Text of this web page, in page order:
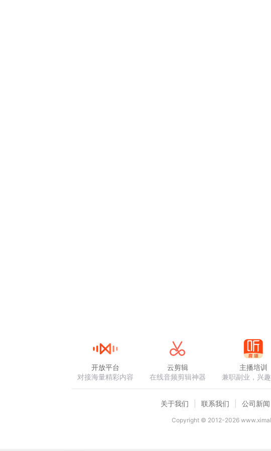
开放平台
对接海量精彩内容
云剪辑
在线音频剪辑神器
主播培训
兼职副业，兴
关于我们 联系我们 公司新闻
Copyright © 2012-2026